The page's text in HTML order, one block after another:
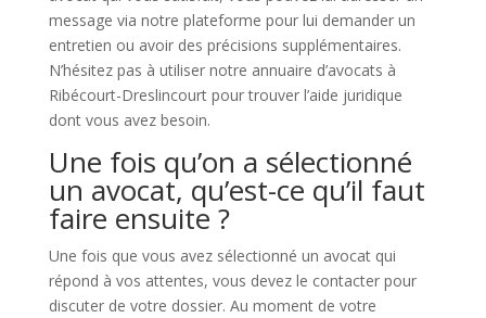
message via notre plateforme pour lui demander un
entretien ou avoir des précisions supplémentaires.
N’hésitez pas à utiliser notre annuaire d’avocats à
Ribécourt-Dreslincourt pour trouver l’aide juridique
dont vous avez besoin.
Une fois qu’on a sélectionné
un avocat, qu’est-ce qu’il faut
faire ensuite ?
Une fois que vous avez sélectionné un avocat qui
répond à vos attentes, vous devez le contacter pour
discuter de votre dossier. Au moment de votre